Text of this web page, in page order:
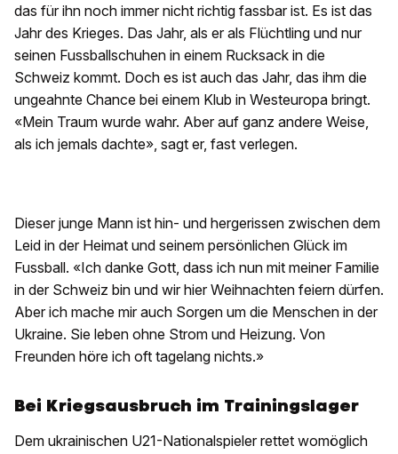
das für ihn noch immer nicht richtig fassbar ist. Es ist das
Jahr des Krieges. Das Jahr, als er als Flüchtling und nur
seinen Fussballschuhen in einem Rucksack in die
Schweiz kommt. Doch es ist auch das Jahr, das ihm die
ungeahnte Chance bei einem Klub in Westeuropa bringt.
«Mein Traum wurde wahr. Aber auf ganz andere Weise,
als ich jemals dachte», sagt er, fast verlegen.
Dieser junge Mann ist hin- und hergerissen zwischen dem
Leid in der Heimat und seinem persönlichen Glück im
Fussball. «Ich danke Gott, dass ich nun mit meiner Familie
in der Schweiz bin und wir hier Weihnachten feiern dürfen.
Aber ich mache mir auch Sorgen um die Menschen in der
Ukraine. Sie leben ohne Strom und Heizung. Von
Freunden höre ich oft tagelang nichts.»
Bei Kriegsausbruch im Trainingslager
Dem ukrainischen U21-Nationalspieler rettet womöglich